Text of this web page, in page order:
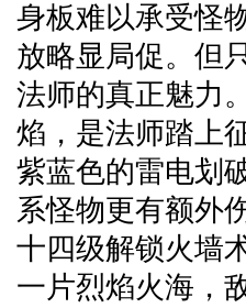
身板难以承受怪
放略显局促。但
法师的真正魅力
焰，是法师踏上
紫蓝色的雷电划
系怪物更有额外
十四级解锁火墙
一片烈焰火海，